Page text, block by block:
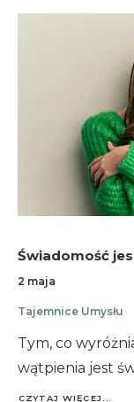
Świadomość
2 maja
Tajemnice Umysłu
Tym, co
wątpienia jest
CZYTAJ WIĘCEJ...